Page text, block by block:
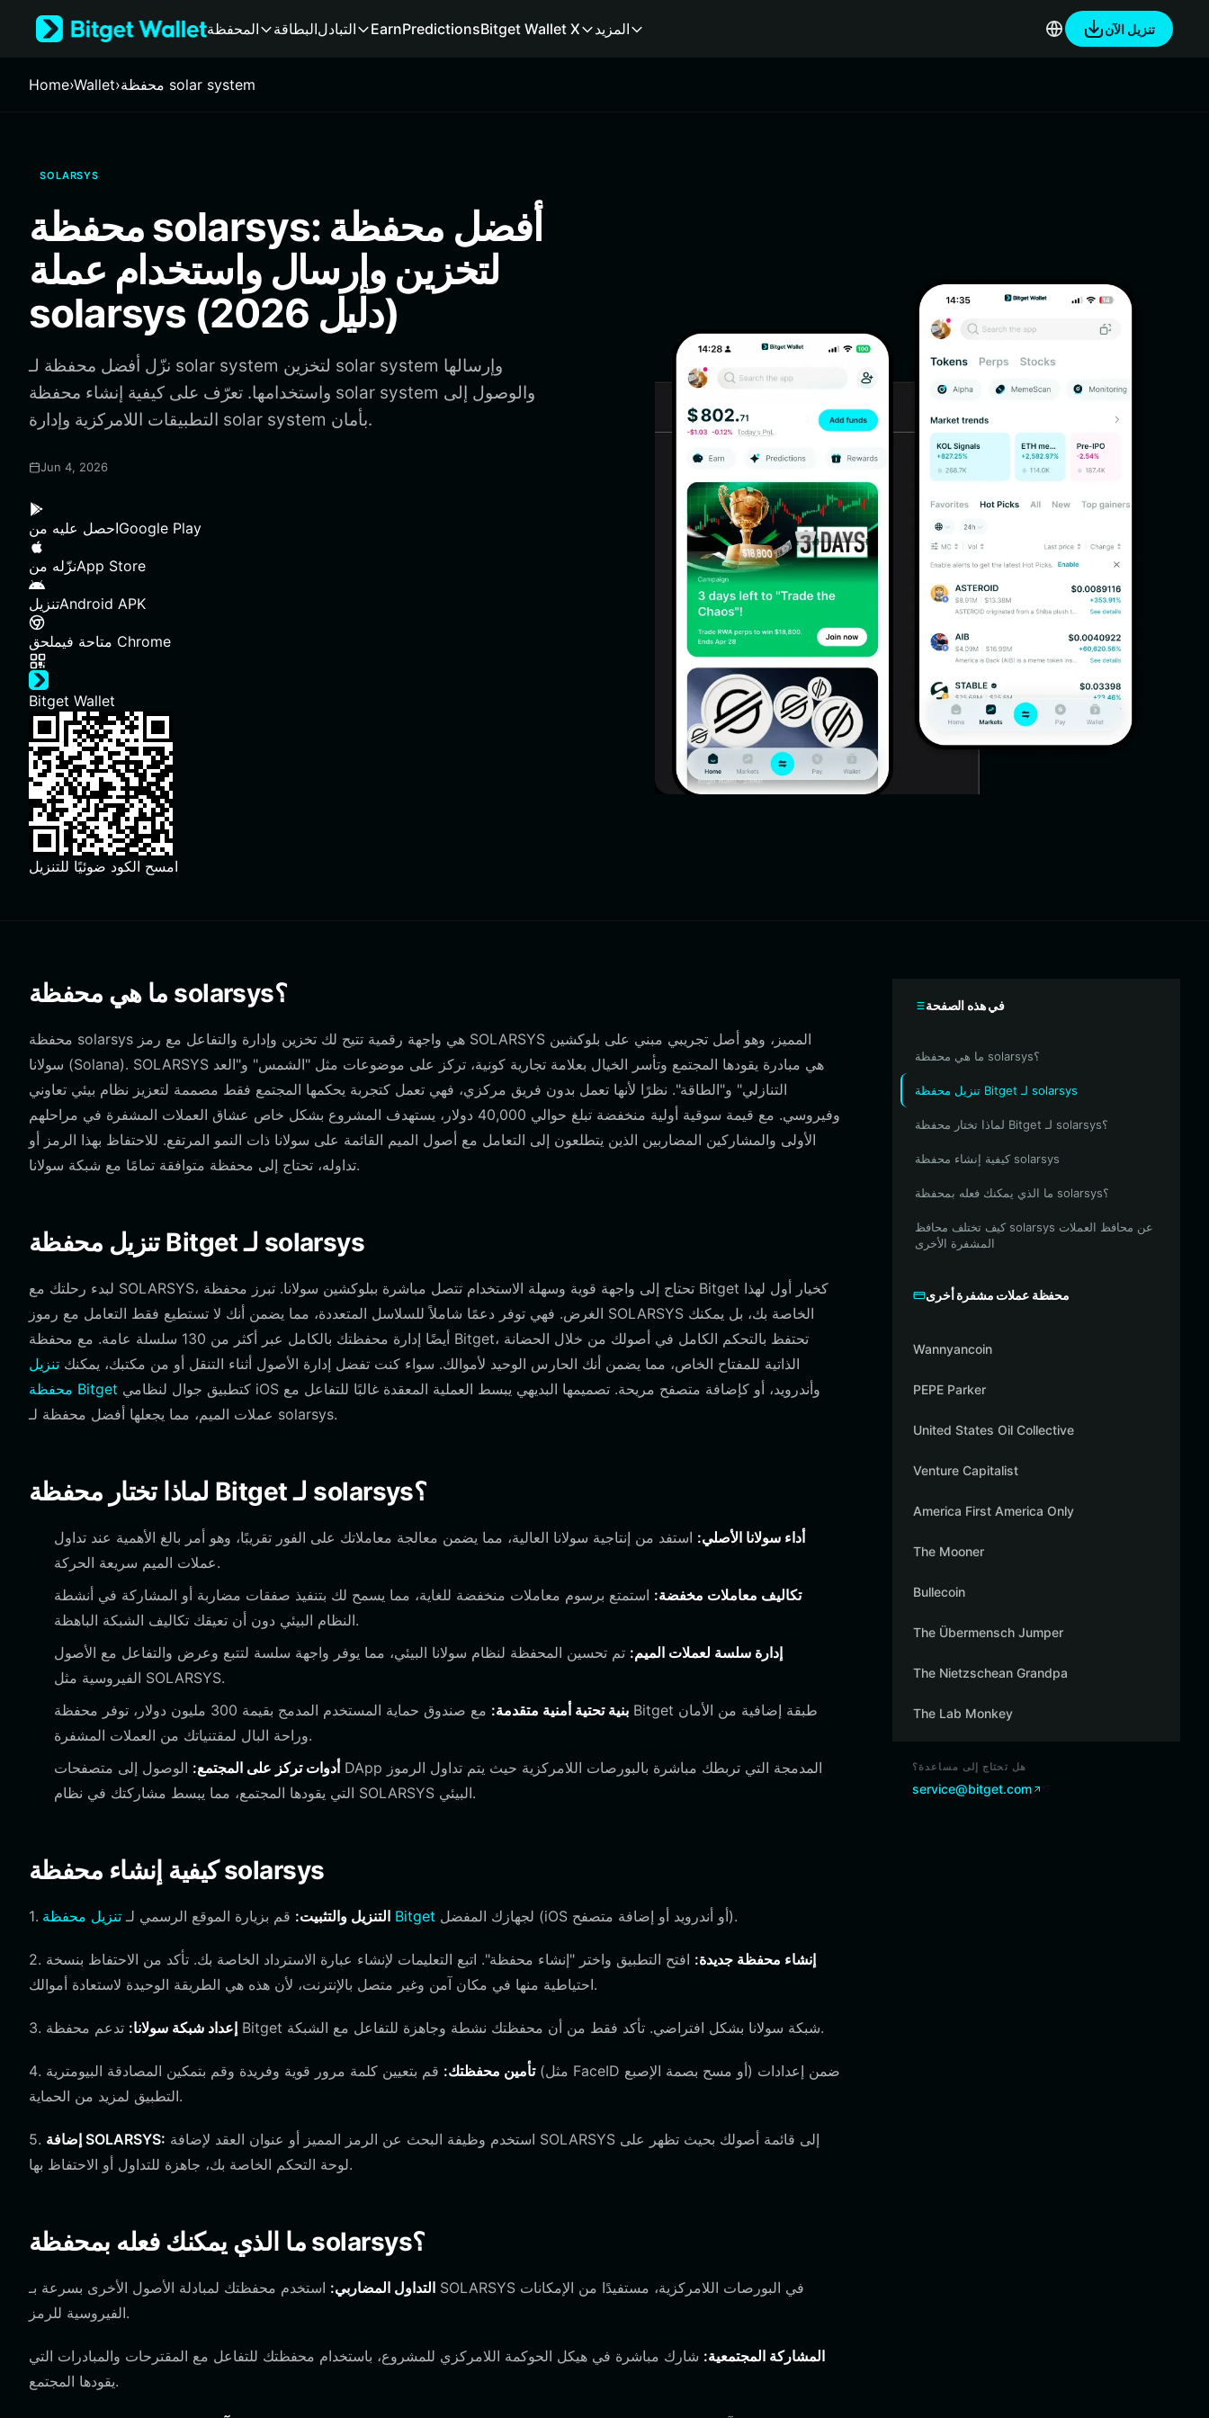
Русский
Español (Latinoamérica)
Deutsch
简体中文
繁體中文
Português (Portugal)
Bahasa Indonesia
Español
Português (Brasil)
Español (Argentina)
المحفظة البطاقةالتبادل EarnPredictionsBitget Wallet X المزيد تنزيل الآن
Home›Wallet› محفظة solar system
SOLARSYS
محفظة solarsys: أفضل محفظة
لتخزين وإرسال واستخدام عملة
solarsys (دليل 2026)
نزّل أفضل محفظة لـ solar system لتخزين solar system وإرسالها
واستخدامها. تعرّف على كيفية إنشاء محفظة solar system والوصول إلى
التطبيقات اللامركزية وإدارة solar system بأمان.
Jun 4, 2026
احصل عليه منGoogle Play
نزّله منApp Store
تنزيلAndroid APK
متاحة في ملحق Chrome
Bitget Wallet
امسح الكود ضوئيًا للتنزيل
ما هي محفظة solarsys؟
محفظة solarsys هي واجهة رقمية تتيح لك تخزين وإدارة والتفاعل مع رمز SOLARSYS المميز، وهو أصل تجريبي مبني على بلوكشين
سولانا (Solana). SOLARSYS هي مبادرة يقودها المجتمع وتأسر الخيال بعلامة تجارية كونية، تركز على موضوعات مثل "الشمس" و"العد
التنازلي" و"الطاقة". نظرًا لأنها تعمل بدون فريق مركزي، فهي تعمل كتجربة يحكمها المجتمع فقط مصممة لتعزيز نظام بيئي تعاوني
وفيروسي. مع قيمة سوقية أولية منخفضة تبلغ حوالي 40,000 دولار، يستهدف المشروع بشكل خاص عشاق العملات المشفرة في مراحلهم
الأولى والمشاركين المضاربين الذين يتطلعون إلى التعامل مع أصول الميم القائمة على سولانا ذات النمو المرتفع. للاحتفاظ بهذا الرمز أو
تداوله، تحتاج إلى محفظة متوافقة تمامًا مع شبكة سولانا.
تنزيل محفظة Bitget لـ solarsys
لبدء رحلتك مع SOLARSYS، تحتاج إلى واجهة قوية وسهلة الاستخدام تتصل مباشرة ببلوكشين سولانا. تبرز محفظة Bitget كخيار أول لهذا
الغرض. فهي توفر دعمًا شاملاً للسلاسل المتعددة، مما يضمن أنك لا تستطيع فقط التعامل مع رموز SOLARSYS الخاصة بك، بل يمكنك
أيضًا إدارة محفظتك بالكامل عبر أكثر من 130 سلسلة عامة. مع محفظة Bitget، تحتفظ بالتحكم الكامل في أصولك من خلال الحضانة
الذاتية للمفتاح الخاص، مما يضمن أنك الحارس الوحيد لأموالك. سواء كنت تفضل إدارة الأصول أثناء التنقل أو من مكتبك، يمكنك تنزيل
محفظة Bitget
عملات الميم، مما يجعلها أفضل محفظة لـ solarsys.
لماذا تختار محفظة Bitget لـ solarsys؟
أداء سولانا الأصلي: استفد من إنتاجية سولانا العالية، مما يضمن معالجة معاملاتك على الفور تقريبًا، وهو أمر بالغ الأهمية عند تداول
عملات الميم سريعة الحركة.
تكاليف معاملات مخفضة: استمتع برسوم معاملات منخفضة للغاية، مما يسمح لك بتنفيذ صفقات مضاربة أو المشاركة في أنشطة
النظام البيئي دون أن تعيقك تكاليف الشبكة الباهظة.
إدارة سلسة لعملات الميم: تم تحسين المحفظة لنظام سولانا البيئي، مما يوفر واجهة سلسة لتتبع وعرض والتفاعل مع الأصول
الفيروسية مثل SOLARSYS.
بنية تحتية أمنية متقدمة:
مع صندوق حماية المستخدم المدمج بقيمة 300 مليون دولار، توفر محفظة Bitget طبقة إضافية من الأمان
وراحة البال لمقتنياتك من العملات المشفرة.
أدوات تركز على المجتمع: الوصول إلى متصفحات DApp المدمجة التي تربطك مباشرة بالبورصات اللامركزية حيث يتم تداول الرموز
التي يقودها المجتمع، مما يبسط مشاركتك في نظام SOLARSYS البيئي.
كيفية إنشاء محفظة solarsys
1. التنزيل والتثبيت: قم بزيارة الموقع الرسمي لـ تنزيل محفظة Bitget لجهازك المفضل (iOS أو أندرويد أو إضافة متصفح).
2. إنشاء محفظة جديدة: افتح التطبيق واختر "إنشاء محفظة". اتبع التعليمات لإنشاء عبارة الاسترداد الخاصة بك. تأكد من الاحتفاظ بنسخة
احتياطية منها في مكان آمن وغير متصل بالإنترنت، لأن هذه هي الطريقة الوحيدة لاستعادة أموالك.
3. إعداد شبكة سولانا: تدعم محفظة Bitget شبكة سولانا بشكل افتراضي. تأكد فقط من أن محفظتك نشطة وجاهزة للتفاعل مع الشبكة.
4. تأمين محفظتك: قم بتعيين كلمة مرور قوية وفريدة وقم بتمكين المصادقة البيومترية (مثل FaceID أو مسح بصمة الإصبع) ضمن إعدادات
التطبيق لمزيد من الحماية.
5. إضافة SOLARSYS:
لوحة التحكم الخاصة بك، جاهزة للتداول أو الاحتفاظ بها.
ما الذي يمكنك فعله بمحفظة solarsys؟
التداول المضاربي: استخدم محفظتك لمبادلة الأصول الأخرى بسرعة بـ SOLARSYS في البورصات اللامركزية، مستفيدًا من الإمكانات
الفيروسية للرمز.
المشاركة المجتمعية: شارك مباشرة في هيكل الحوكمة اللامركزي للمشروع، باستخدام محفظتك للتفاعل مع المقترحات والمبادرات التي
يقودها المجتمع.
في هذه الصفحة
ما هي محفظة solarsys؟
تنزيل محفظة Bitget لـ solarsys
لماذا تختار محفظة Bitget لـ solarsys؟
كيفية إنشاء محفظة solarsys
ما الذي يمكنك فعله بمحفظة solarsys؟
كيف تختلف محافظ solarsys عن محافظ العملات
المشفرة الأخرى
محفظة عملات مشفرة أخرى
Wannyancoin
PEPE Parker
United States Oil Collective
Venture Capitalist
America First America Only
The Mooner
Bullecoin
The Übermensch Jumper
The Nietzschean Grandpa
The Lab Monkey
هل تحتاج إلى مساعدة؟
service@bitget.com